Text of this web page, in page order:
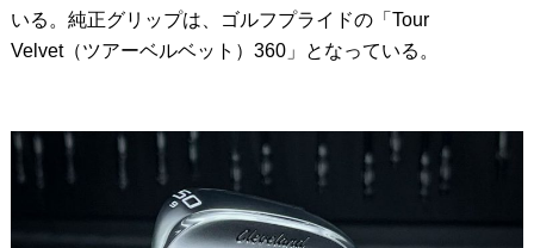
いる。純正グリップは、ゴルフプライドの「Tour
Velvet（ツアーベルベット）360」となっている。